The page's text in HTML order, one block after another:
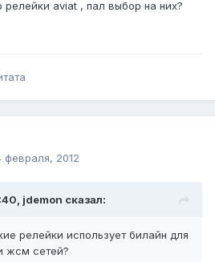
aviat , пал выбор на них?
февраля, 2012
jdemon сказал:
релейки использует билайн для
жсм сетей?